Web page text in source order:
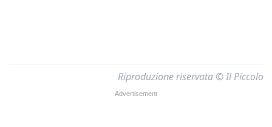
Riproduzione riservata © Il Piccolo